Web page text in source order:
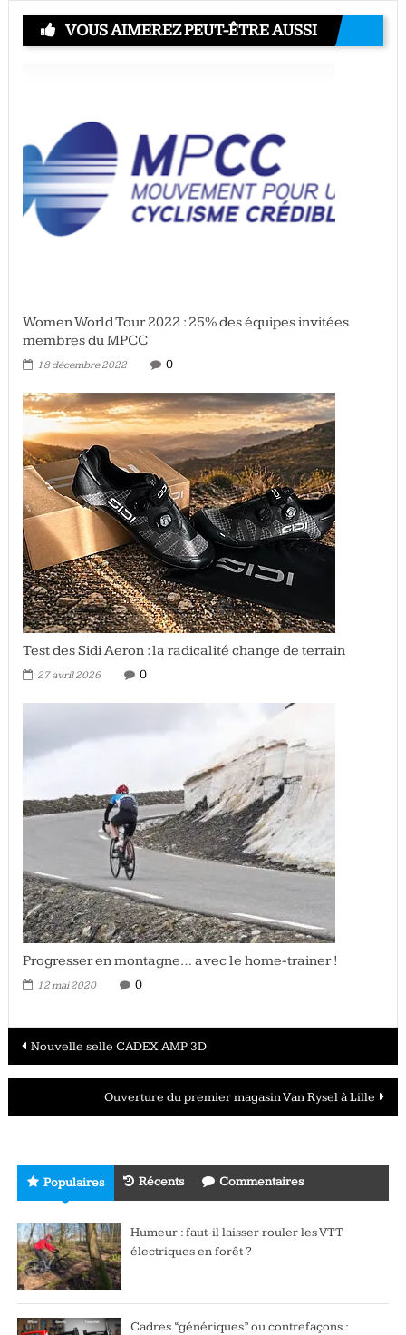
VOUS AIMEREZ PEUT-ÊTRE AUSSI
Women World Tour 2022 : 25% des équipes invitées
membres du MPCC
18 décembre 2022 0
Test des Sidi Aeron : la radicalité change de terrain
27 avril 2026 0
Progresser en montagne… avec le home-trainer !
12 mai 2020 0
Navigation
des
Nouvelle selle CADEX AMP 3D
Ouverture du premier magasin Van Rysel à Lille
Populaires Récents Commentaires
Humeur : faut-il laisser rouler les VTT
électriques en forêt ?
Cadres “génériques” ou contrefaçons :